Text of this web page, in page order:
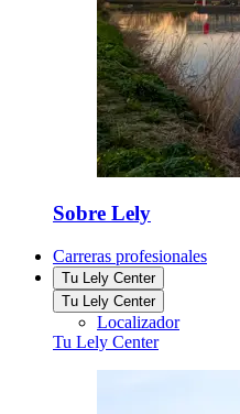
Sobre Lely
Carreras profesionales
Tu Lely Center
Tu Lely Center
Localizador
Tu Lely Center